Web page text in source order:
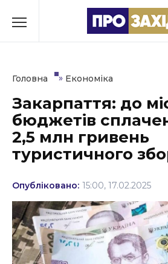
до
Культура
Освіта
Політика
Соціум
Спорт
Головна » Економіка
Закарпаття: до
бюджетів
2,5 млн гривень
туристичного
Опубліковано: 15:00, 17.02.2025